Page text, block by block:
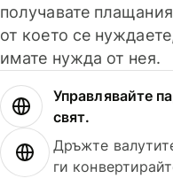
получавате
от което се
имате нужда от нея.
Управлявайте
свят.
Дръжте
ги